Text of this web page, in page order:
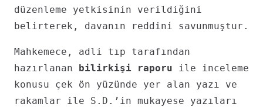
düzenleme yetkisinin verildiğini
belirterek, davanın reddini savunmuştur.
Mahkemece, adli tıp tarafından
hazırlanan
bilirkişi raporu ile inceleme
konusu çek ön yüzünde yer alan yazı ve
rakamlar ile S.D.’in mukayese yazıları